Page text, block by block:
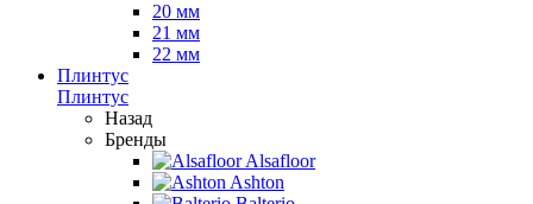
20 мм
21 мм
22 мм
Плинтус
Плинтус
Назад
Бренды
Alsafloor
Ashton